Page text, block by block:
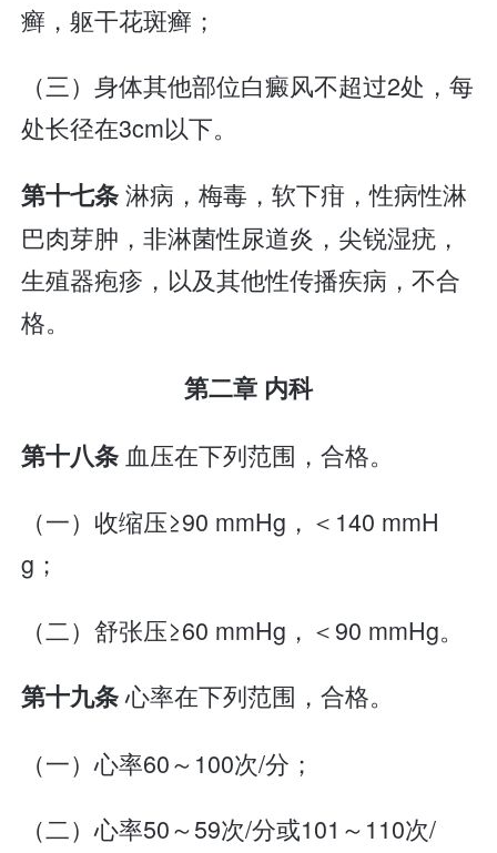
癣，躯干花斑癣；
（三）身体其他部位白癜风不超过2处，每
处长径在3cm以下。
第十七条淋病，梅毒，软下疳，性病性淋
巴肉芽肿，非淋菌性尿道炎，尖锐湿疣，
生殖器疱疹，以及其他性传播疾病，不合
格。
第二章 内科
第十八条 血压在下列范围，合格。
（一）收缩压≥90 mmHg，＜140 mmH
g；
（二）舒张压≥60 mmHg，＜90 mmHg。
第十九条心率在下列范围，合格。
（一）心率60～100次/分；
（二）心率50～59次/分或101～110次/